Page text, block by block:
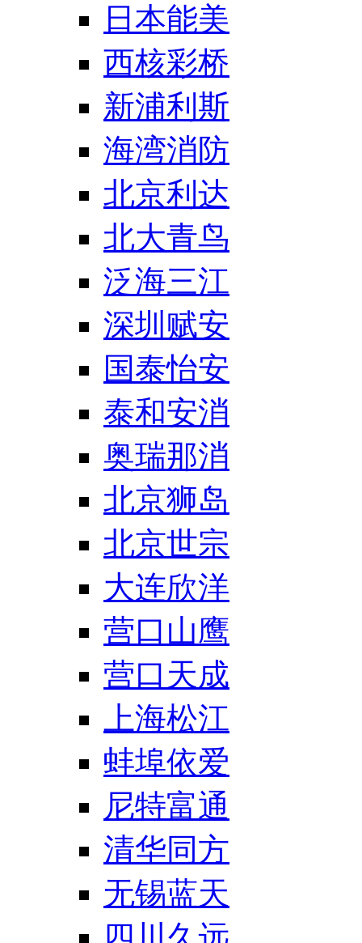
日本能美
西核彩桥
新浦利斯
海湾消防
北京利达
北大青鸟
泛海三江
深圳赋安
国泰怡安
泰和安消
奥瑞那消
北京狮岛
北京世宗
大连欣洋
营口山鹰
营口天成
上海松江
蚌埠依爱
尼特富通
清华同方
无锡蓝天